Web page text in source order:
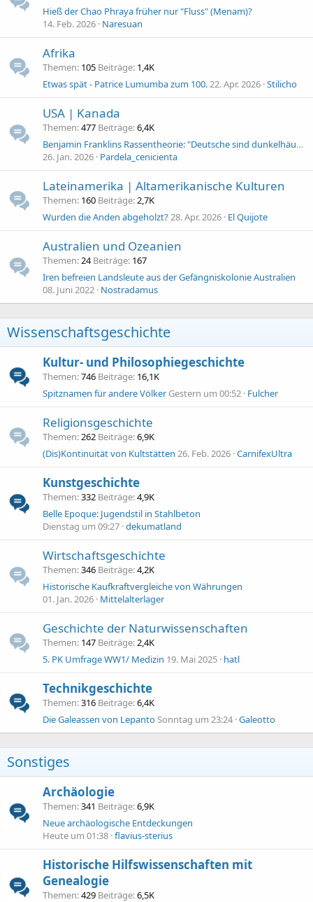
Hieß der Chao Phraya früher nur "Fluss" (Menam)?
14. Feb. 2026 Naresuan
Afrika
Themen 105 Beiträge 1,4K
Etwas spät - Patrice Lumumba zum 100.22. Apr. 2026 Stilicho
USA | Kanada
Themen 477 Beiträge 6,4K
Benjamin Franklins Rassentheorie: "Deutsche sind dunkelhäutig"
26. Jan. 2026 Pardela_cenicienta
Lateinamerika | Altamerikanische Kulturen
Themen 160 Beiträge 2,7K
Wurden die Anden abgeholzt?28. Apr. 2026 El Quijote
Australien und Ozeanien
Themen 24 Beiträge 167
Iren befreien Landsleute aus der Gefängniskolonie Australien
08. Juni 2022 Nostradamus
Wissenschaftsgeschichte
Kultur- und Philosophiegeschichte
Themen 746 Beiträge 16,1K
Spitznamen für andere Völker Gestern um 00:52 Fulcher
Religionsgeschichte
Themen 262 Beiträge 6,9K
(Dis)Kontinuität von Kultstätten 26. Feb. 2026 CarnifexUltra
Kunstgeschichte
Themen 332 Beiträge 4,9K
Belle Epoque: Jugendstil in Stahlbeton
Dienstag um 09:27 dekumatland
Wirtschaftsgeschichte
Themen 346 Beiträge 4,2K
Historische Kaufkraftvergleiche von Währungen
01. Jan. 2026 Mittelalterlager
Geschichte der Naturwissenschaften
Themen 147 Beiträge 2,4K
5. PK Umfrage WW1/ Medizin 19. Mai 2025 hatl
Technikgeschichte
Themen 316 Beiträge 6,4K
Die Galeassen von LepantoSonntag um 23:24 Galeotto
Sonstiges
Archäologie
Themen 341 Beiträge 6,9K
Neue archäologische Entdeckungen
Heute um 01:38 flavius-sterius
Historische Hilfswissenschaften mit
Genealogie
Themen 429 Beiträge 6,5K